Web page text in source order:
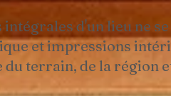
d'un lieu ne
et impressions
terrain, de la région